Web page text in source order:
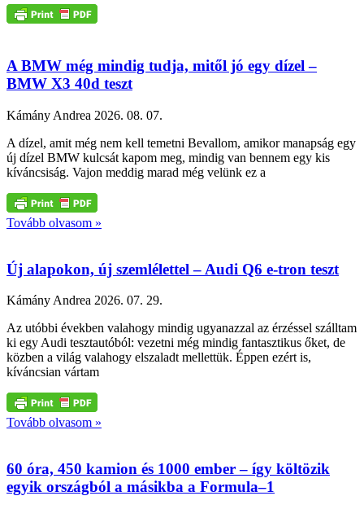
A BMW még mindig tudja, mitől jó egy dízel –
BMW X3 40d teszt
Kámány Andrea 2026. 08. 07.
A dízel, amit még nem kell temetni Bevallom, amikor manapság egy
új dízel BMW kulcsát kapom meg, mindig van bennem egy kis
kíváncsiság. Vajon meddig marad még velünk ez a
Tovább olvasom »
Új alapokon, új szemlélettel – Audi Q6 e-tron teszt
Kámány Andrea 2026. 07. 29.
Az utóbbi években valahogy mindig ugyanazzal az érzéssel szálltam
ki egy Audi tesztautóból: vezetni még mindig fantasztikus őket, de
közben a világ valahogy elszaladt mellettük. Éppen ezért is,
kíváncsian vártam
Tovább olvasom »
60 óra, 450 kamion és 1000 ember – így költözik
egyik országból a másikba a Formula–1